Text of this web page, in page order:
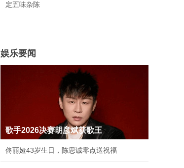
定五味杂陈
娱乐要闻
歌手2026决赛胡彦斌获歌王
佟丽娅43岁生日，陈思诚零点送祝福